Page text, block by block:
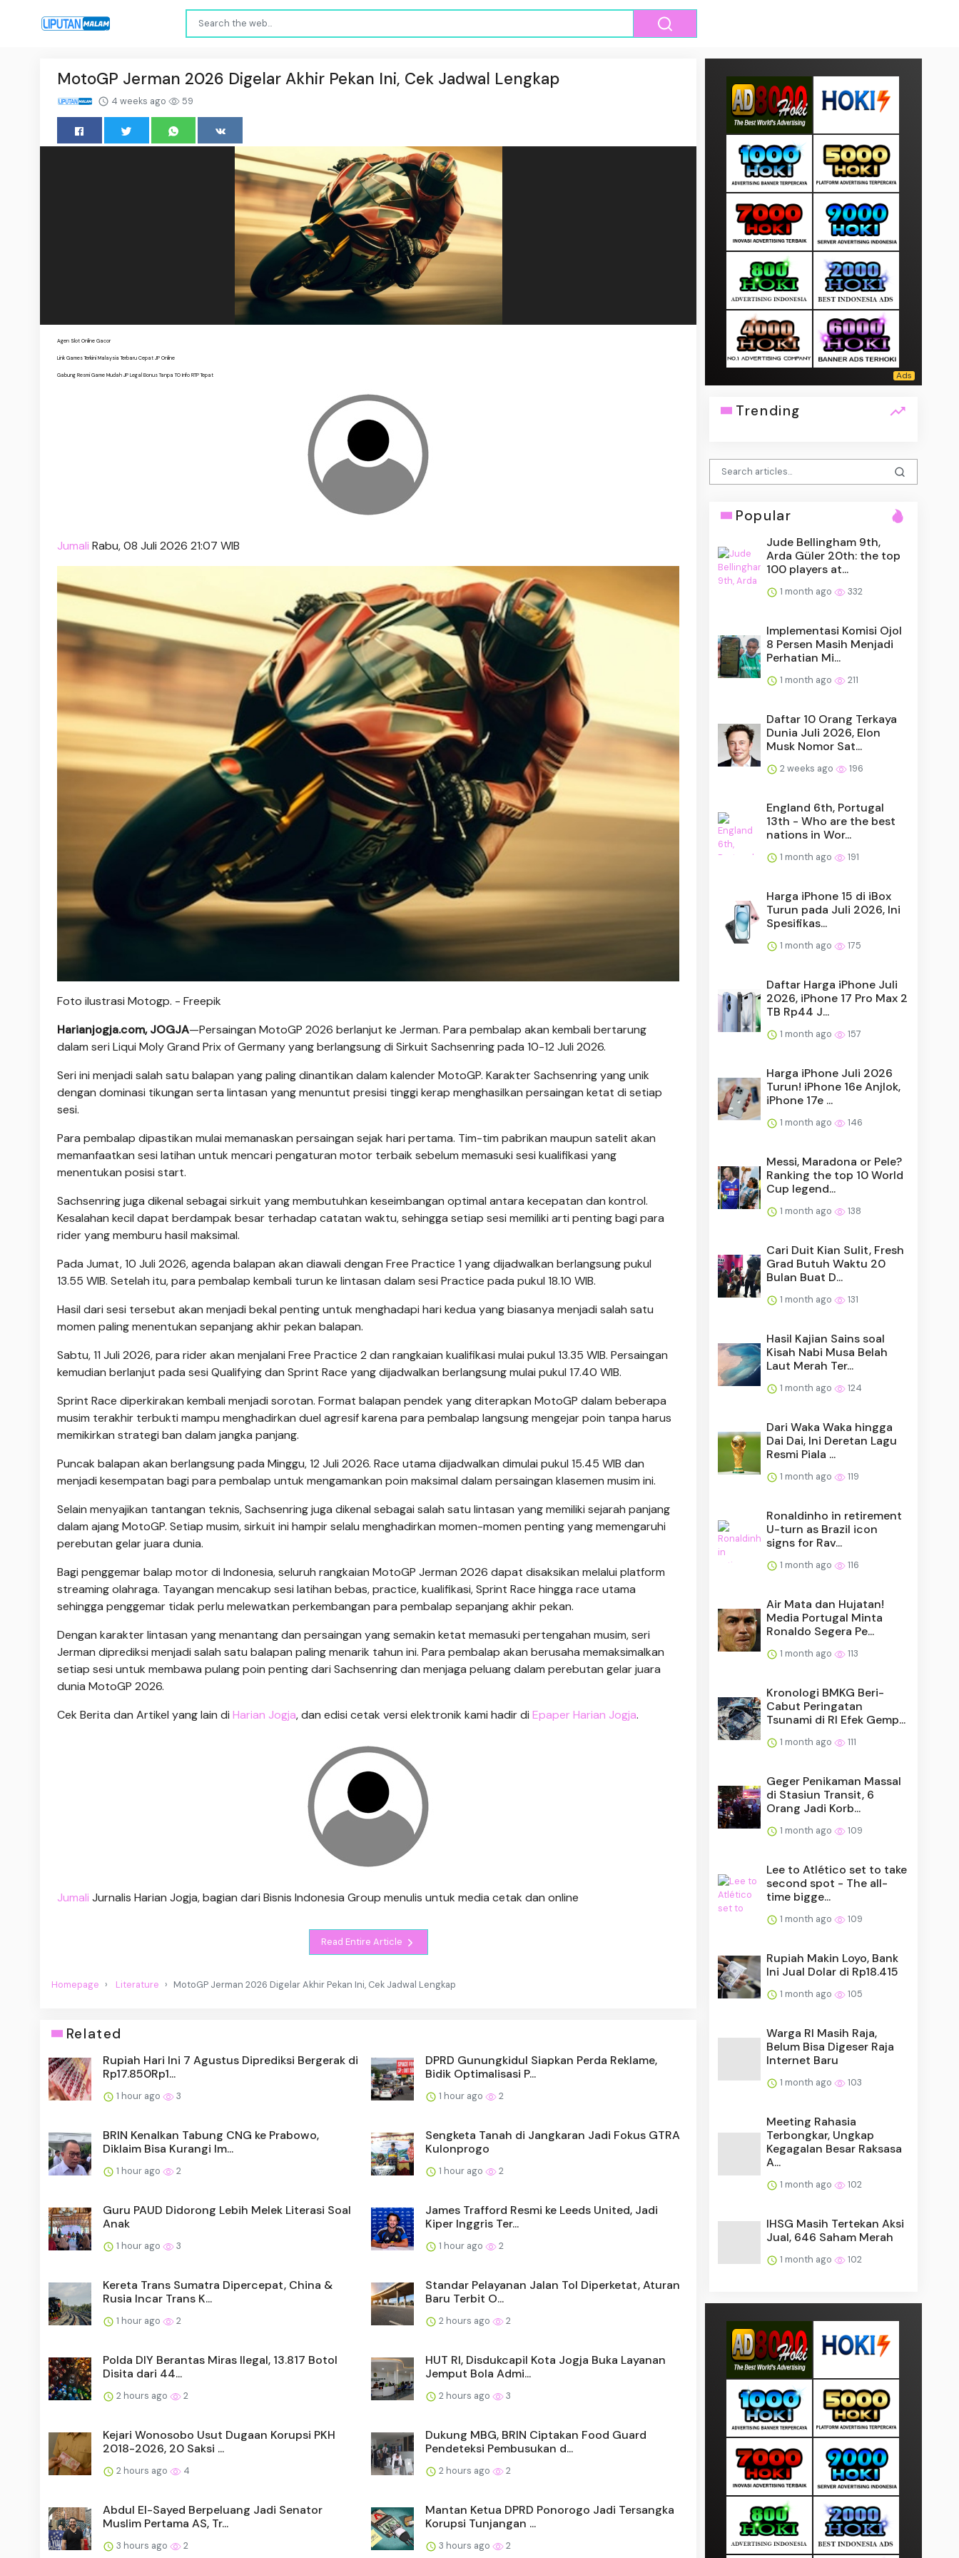
MotoGP Jerman 2026 Digelar Akhir Pekan Ini, Cek Jadwal Lengkap
4 weeks ago 59
Agen Slot Online Gacor
Link Games Terkini Malaysia Terbaru Cepat JP Online
Gabung Resmi Game Mudah JP Legal Bonus Tanpa TO Info RTP Tepat
Jumali Rabu, 08 Juli 2026 21:07 WIB
Foto ilustrasi Motogp. - Freepik
Harianjogja.com, JOGJA—Persaingan MotoGP 2026 berlanjut ke Jerman. Para pembalap akan kembali bertarung
dalam seri Liqui Moly Grand Prix of Germany yang berlangsung di Sirkuit Sachsenring pada 10-12 Juli 2026.
Seri ini menjadi salah satu balapan yang paling dinantikan dalam kalender MotoGP. Karakter Sachsenring yang unik
dengan dominasi tikungan serta lintasan yang menuntut presisi tinggi kerap menghasilkan persaingan ketat di setiap
sesi.
Para pembalap dipastikan mulai memanaskan persaingan sejak hari pertama. Tim-tim pabrikan maupun satelit akan
memanfaatkan sesi latihan untuk mencari pengaturan motor terbaik sebelum memasuki sesi kualifikasi yang
menentukan posisi start.
Sachsenring juga dikenal sebagai sirkuit yang membutuhkan keseimbangan optimal antara kecepatan dan kontrol.
Kesalahan kecil dapat berdampak besar terhadap catatan waktu, sehingga setiap sesi memiliki arti penting bagi para
rider yang memburu hasil maksimal.
Pada Jumat, 10 Juli 2026, agenda balapan akan diawali dengan Free Practice 1 yang dijadwalkan berlangsung pukul
13.55 WIB. Setelah itu, para pembalap kembali turun ke lintasan dalam sesi Practice pada pukul 18.10 WIB.
Hasil dari sesi tersebut akan menjadi bekal penting untuk menghadapi hari kedua yang biasanya menjadi salah satu
momen paling menentukan sepanjang akhir pekan balapan.
Sabtu, 11 Juli 2026, para rider akan menjalani Free Practice 2 dan rangkaian kualifikasi mulai pukul 13.35 WIB. Persaingan
kemudian berlanjut pada sesi Qualifying dan Sprint Race yang dijadwalkan berlangsung mulai pukul 17.40 WIB.
Sprint Race diperkirakan kembali menjadi sorotan. Format balapan pendek yang diterapkan MotoGP dalam beberapa
musim terakhir terbukti mampu menghadirkan duel agresif karena para pembalap langsung mengejar poin tanpa harus
memikirkan strategi ban dalam jangka panjang.
Puncak balapan akan berlangsung pada Minggu, 12 Juli 2026. Race utama dijadwalkan dimulai pukul 15.45 WIB dan
menjadi kesempatan bagi para pembalap untuk mengamankan poin maksimal dalam persaingan klasemen musim ini.
Selain menyajikan tantangan teknis, Sachsenring juga dikenal sebagai salah satu lintasan yang memiliki sejarah panjang
dalam ajang MotoGP. Setiap musim, sirkuit ini hampir selalu menghadirkan momen-momen penting yang memengaruhi
perebutan gelar juara dunia.
Bagi penggemar balap motor di Indonesia, seluruh rangkaian MotoGP Jerman 2026 dapat disaksikan melalui platform
streaming olahraga. Tayangan mencakup sesi latihan bebas, practice, kualifikasi, Sprint Race hingga race utama
sehingga penggemar tidak perlu melewatkan perkembangan para pembalap sepanjang akhir pekan.
Dengan karakter lintasan yang menantang dan persaingan yang semakin ketat memasuki pertengahan musim, seri
Jerman diprediksi menjadi salah satu balapan paling menarik tahun ini. Para pembalap akan berusaha memaksimalkan
setiap sesi untuk membawa pulang poin penting dari Sachsenring dan menjaga peluang dalam perebutan gelar juara
dunia MotoGP 2026.
Cek Berita dan Artikel yang lain di Harian Jogja, dan edisi cetak versi elektronik kami hadir di Epaper Harian Jogja.
Jumali Jurnalis Harian Jogja, bagian dari Bisnis Indonesia Group menulis untuk media cetak dan online
Read Entire Article
Homepage Literature MotoGP Jerman 2026 Digelar Akhir Pekan Ini, Cek Jadwal Lengkap
Related
Rupiah Hari Ini 7 Agustus Diprediksi Bergerak di
Rp17.850Rp1...
1 hour ago 3
DPRD Gunungkidul Siapkan Perda Reklame,
Bidik Optimalisasi P...
1 hour ago 2
BRIN Kenalkan Tabung CNG ke Prabowo,
Diklaim Bisa Kurangi Im...
1 hour ago 2
Sengketa Tanah di Jangkaran Jadi Fokus GTRA
Kulonprogo
1 hour ago 2
Guru PAUD Didorong Lebih Melek Literasi Soal
Anak
1 hour ago 3
James Trafford Resmi ke Leeds United, Jadi
Kiper Inggris Ter...
1 hour ago 2
Kereta Trans Sumatra Dipercepat, China &
Rusia Incar Trans K...
1 hour ago 2
Standar Pelayanan Jalan Tol Diperketat, Aturan
Baru Terbit O...
2 hours ago 2
Polda DIY Berantas Miras Ilegal, 13.817 Botol
Disita dari 44...
2 hours ago 2
HUT RI, Disdukcapil Kota Jogja Buka Layanan
Jemput Bola Admi...
2 hours ago 3
Kejari Wonosobo Usut Dugaan Korupsi PKH
2018-2026, 20 Saksi ...
2 hours ago 4
Dukung MBG, BRIN Ciptakan Food Guard
Pendeteksi Pembusukan d...
2 hours ago 2
Abdul El-Sayed Berpeluang Jadi Senator
Muslim Pertama AS, Tr...
3 hours ago 2
Mantan Ketua DPRD Ponorogo Jadi Tersangka
Korupsi Tunjangan ...
3 hours ago 2
Trending
Popular
Jude Bellingham 9th,
Arda Güler 20th: the top
100 players at...
1 month ago 332
Implementasi Komisi Ojol
8 Persen Masih Menjadi
Perhatian Mi...
1 month ago 211
Daftar 10 Orang Terkaya
Dunia Juli 2026, Elon
Musk Nomor Sat...
2 weeks ago 196
England 6th, Portugal
13th - Who are the best
nations in Wor...
1 month ago 191
Harga iPhone 15 di iBox
Turun pada Juli 2026, Ini
Spesifikas...
1 month ago 175
Daftar Harga iPhone Juli
2026, iPhone 17 Pro Max 2
TB Rp44 J...
1 month ago 157
Harga iPhone Juli 2026
Turun! iPhone 16e Anjlok,
iPhone 17e ...
1 month ago 146
Messi, Maradona or Pele?
Ranking the top 10 World
Cup legend...
1 month ago 138
Cari Duit Kian Sulit, Fresh
Grad Butuh Waktu 20
Bulan Buat D...
1 month ago 131
Hasil Kajian Sains soal
Kisah Nabi Musa Belah
Laut Merah Ter...
1 month ago 124
Dari Waka Waka hingga
Dai Dai, Ini Deretan Lagu
Resmi Piala ...
1 month ago 119
Ronaldinho in retirement
U-turn as Brazil icon
signs for Rav...
1 month ago 116
Air Mata dan Hujatan!
Media Portugal Minta
Ronaldo Segera Pe...
1 month ago 113
Kronologi BMKG Beri-
Cabut Peringatan
Tsunami di RI Efek Gemp...
1 month ago 111
Geger Penikaman Massal
di Stasiun Transit, 6
Orang Jadi Korb...
1 month ago 109
Lee to Atlético set to take
second spot - The all-
time bigge...
1 month ago 109
Rupiah Makin Loyo, Bank
Ini Jual Dolar di Rp18.415
1 month ago 105
Warga RI Masih Raja,
Belum Bisa Digeser Raja
Internet Baru
1 month ago 103
Meeting Rahasia
Terbongkar, Ungkap
Kegagalan Besar Raksasa
A...
1 month ago 102
IHSG Masih Tertekan Aksi
Jual, 646 Saham Merah
1 month ago 102